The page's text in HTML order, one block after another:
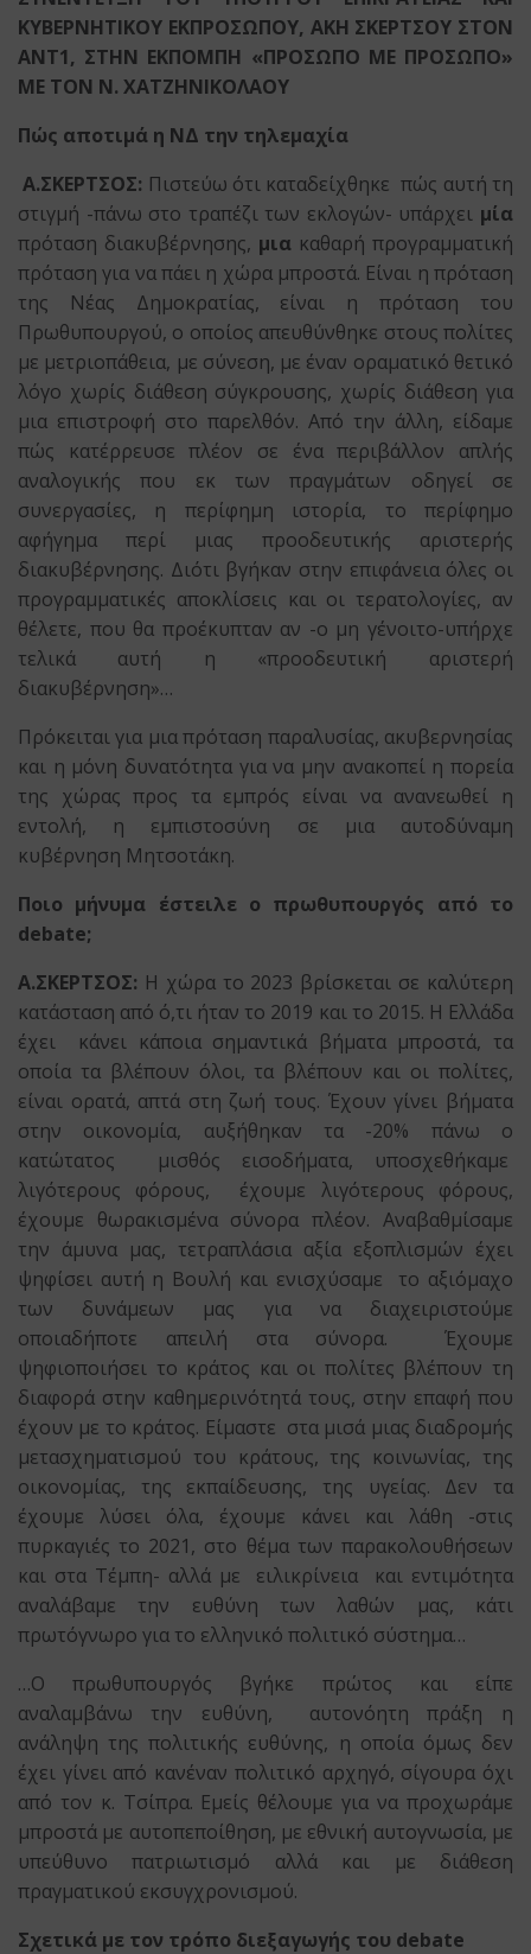
ΚΥΒΕΡΝΗΤΙΚΟΥ ΕΚΠΡΟΣΩΠΟΥ, ΑΚΗ ΣΚΕΡΤΣΟΥ ΣΤΟΝ
ΑΝΤ1, ΣΤΗΝ ΕΚΠΟΜΠΗ «ΠΡΟΣΩΠΟ ΜΕ ΠΡΟΣΩΠΟ»
ΜΕ ΤΟΝ Ν. ΧΑΤΖΗΝΙΚΟΛΑΟΥ
Πώς αποτιμά η ΝΔ την τηλεμαχία
Α.ΣΚΕΡΤΣΟΣ: Πιστεύω ότι καταδείχθηκε πώς αυτή τη
στιγμή -πάνω στο τραπέζι των εκλογών- υπάρχει μία
πρόταση διακυβέρνησης, μια καθαρή προγραμματική
πρόταση για να πάει η χώρα μπροστά. Είναι η πρόταση
της Νέας Δημοκρατίας, είναι η πρόταση του
Πρωθυπουργού, ο οποίος απευθύνθηκε στους πολίτες
με μετριοπάθεια, με σύνεση, με έναν οραματικό θετικό
λόγο χωρίς διάθεση σύγκρουσης, χωρίς διάθεση για
μια επιστροφή στο παρελθόν. Από την άλλη, είδαμε
πώς κατέρρευσε πλέον σε ένα περιβάλλον απλής
αναλογικής που εκ των πραγμάτων οδηγεί σε
συνεργασίες, η περίφημη ιστορία, το περίφημο
αφήγημα περί μιας προοδευτικής αριστερής
διακυβέρνησης. Διότι βγήκαν στην επιφάνεια όλες οι
προγραμματικές αποκλίσεις και οι τερατολογίες, αν
θέλετε, που θα προέκυπταν αν -ο μη γένοιτο-υπήρχε
τελικά αυτή η «προοδευτική αριστερή
διακυβέρνηση»…
Πρόκειται για μια πρόταση παραλυσίας, ακυβερνησίας
και η μόνη δυνατότητα για να μην ανακοπεί η πορεία
της χώρας προς τα εμπρός είναι να ανανεωθεί η
εντολή, η εμπιστοσύνη σε μια αυτοδύναμη
κυβέρνηση Μητσοτάκη.
Ποιο μήνυμα έστειλε ο πρωθυπουργός από το
debate;
Α.ΣΚΕΡΤΣΟΣ: Η χώρα το 2023 βρίσκεται σε καλύτερη
κατάσταση από ό,τι ήταν το 2019 και το 2015. Η Ελλάδα
έχει κάνει κάποια σημαντικά βήματα μπροστά, τα
οποία τα βλέπουν όλοι, τα βλέπουν και οι πολίτες,
είναι ορατά, απτά στη ζωή τους. Έχουν γίνει βήματα
στην οικονομία, αυξήθηκαν τα -20% πάνω ο
κατώτατος μισθός εισοδήματα, υποσχεθήκαμε
λιγότερους φόρους, έχουμε λιγότερους φόρους,
έχουμε θωρακισμένα σύνορα πλέον. Αναβαθμίσαμε
την άμυνα μας, τετραπλάσια αξία εξοπλισμών έχει
ψηφίσει αυτή η Βουλή και ενισχύσαμε το αξιόμαχο
των δυνάμεων μας για να διαχειριστούμε
οποιαδήποτε απειλή στα σύνορα. Έχουμε
ψηφιοποιήσει το κράτος και οι πολίτες βλέπουν τη
διαφορά στην καθημερινότητά τους, στην επαφή που
έχουν με το κράτος. Είμαστε στα μισά μιας διαδρομής
μετασχηματισμού του κράτους, της κοινωνίας, της
οικονομίας, της εκπαίδευσης, της υγείας. Δεν τα
έχουμε λύσει όλα, έχουμε κάνει και λάθη -στις
πυρκαγιές το 2021, στο θέμα των παρακολουθήσεων
και στα Τέμπη- αλλά με ειλικρίνεια και εντιμότητα
αναλάβαμε την ευθύνη των λαθών μας, κάτι
πρωτόγνωρο για το ελληνικό πολιτικό σύστημα…
…Ο πρωθυπουργός βγήκε πρώτος και είπε
αναλαμβάνω την ευθύνη, αυτονόητη πράξη η
ανάληψη της πολιτικής ευθύνης, η οποία όμως δεν
έχει γίνει από κανέναν πολιτικό αρχηγό, σίγουρα όχι
από τον κ. Τσίπρα. Εμείς θέλουμε για να προχωράμε
μπροστά με αυτοπεποίθηση, με εθνική αυτογνωσία, με
υπεύθυνο πατριωτισμό αλλά και με διάθεση
πραγματικού εκσυγχρονισμού.
Σχετικά με τον τρόπο διεξαγωγής του debate